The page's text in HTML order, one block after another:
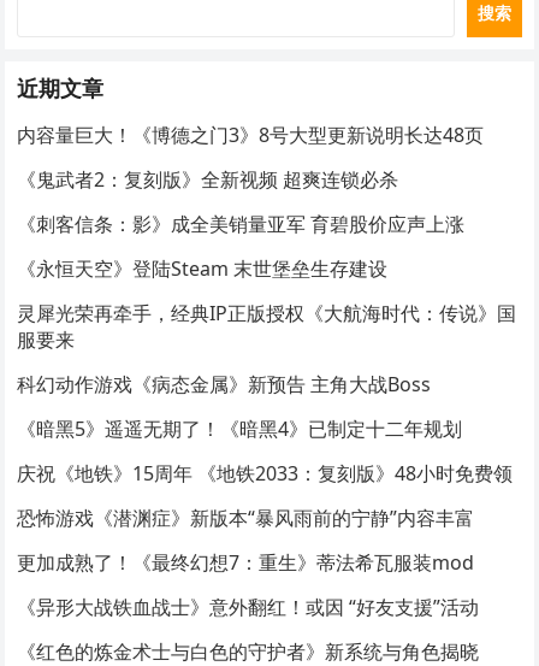
搜索
近期文章
内容量巨大！《博德之门3》8号大型更新说明长达48页
《鬼武者2：复刻版》全新视频 超爽连锁必杀
《刺客信条：影》成全美销量亚军 育碧股价应声上涨
《永恒天空》登陆Steam 末世堡垒生存建设
灵犀光荣再牵手，经典IP正版授权《大航海时代：传说》国
服要来
科幻动作游戏《病态金属》新预告 主角大战Boss
《暗黑5》遥遥无期了！《暗黑4》已制定十二年规划
庆祝《地铁》15周年 《地铁2033：复刻版》48小时免费领
恐怖游戏《潜渊症》新版本“暴风雨前的宁静”内容丰富
更加成熟了！《最终幻想7：重生》蒂法希瓦服装mod
《异形大战铁血战士》意外翻红！或因 “好友支援”活动
《红色的炼金术士与白色的守护者》新系统与角色揭晓